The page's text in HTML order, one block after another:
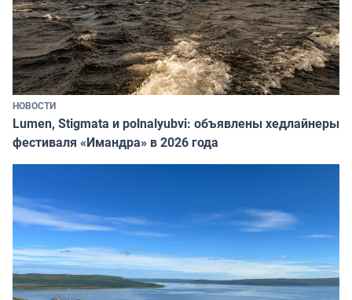
НОВОСТИ
Lumen, Stigmata и polnalyubvi: объявлены хедлайнеры
фестиваля «Имандра» в 2026 года